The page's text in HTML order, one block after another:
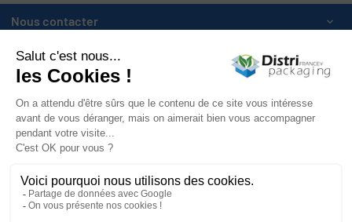
Nous contacter 
Catégories
Mon compte
Informations
Facebook